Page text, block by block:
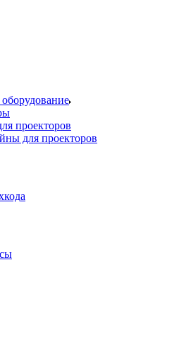
проекторов
для проекторов